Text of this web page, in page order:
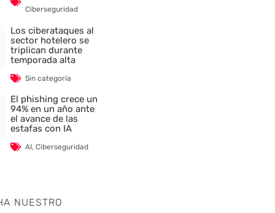
Ciberseguridad
Los ciberataques al
sector hotelero se
triplican durante
temporada alta
Sin categoría
El phishing crece un
94% en un año ante
el avance de las
estafas con IA
AI,Ciberseguridad
NUESTRO